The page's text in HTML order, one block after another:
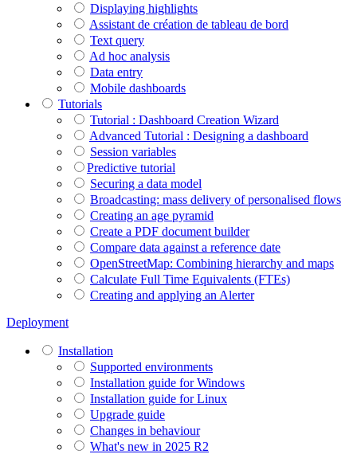
Displaying highlights
Assistant de création de tableau de bord
Text query
Ad hoc analysis
Data entry
Mobile dashboards
Tutorials
Tutorial : Dashboard Creation Wizard
Advanced Tutorial : Designing a dashboard
Session variables
​​​​​​​Predictive tutorial
Securing a data model
Broadcasting: mass delivery of personalised flows
Creating an age pyramid
Create a PDF document builder
Compare data against a reference date
OpenStreetMap: Combining hierarchy and maps
Calculate Full Time Equivalents (FTEs)
Creating and applying an Alerter
Deployment
Installation
Supported environments
Installation guide for Windows
Installation guide for Linux
Upgrade guide
Changes in behaviour
What's new in 2025 R2